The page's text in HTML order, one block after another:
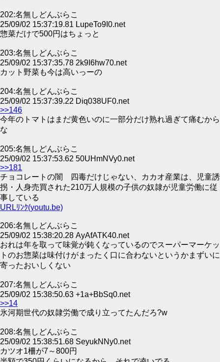
202:名無しどんぶらこ
25/09/02 15:37:19.81 LupeTo9I0.net
惣菜だけで500円はちょっと
203:名無しどんぶらこ
25/09/02 15:37:35.78 2k9I6hw70.net
カット野菜も今は高いっーの
204:名無しどんぶらこ
25/09/02 15:37:39.22 Diq038UF0.net
>>146
今年のトマトはまだ黄色いのに一部分だけ熟れ過ぎて痛むから
な
205:名無しどんぶらこ
25/09/02 15:37:53.62 50UHmNVy0.net
>>181
チョコレートの闇 四毒だけじゃない、カカオ産業は、児童誘
拐・人身売買された210万人規模の子供の奴隷が児童労働に従
事している
URLﾘﾝｸ(youtu.be)
206:名無しどんぶらこ
25/09/02 15:38:20.28 AyAfATK40.net
おれは年を取って味覚が鈍くなっているのでスーパーマーケッ
トのお惣菜は味付けがまったく口に合わないというかまずいに
寄ったおいしくない
207:名無しどんぶらこ
25/09/02 15:38:50.63 +1a+BbSq0.net
>>14
氷河期世代の奴隷労働で成り立ってたんだろ?w
208:名無しどんぶらこ
25/09/02 15:38:51.68 SeyukNNy0.net
カツオ1柵が7～800円